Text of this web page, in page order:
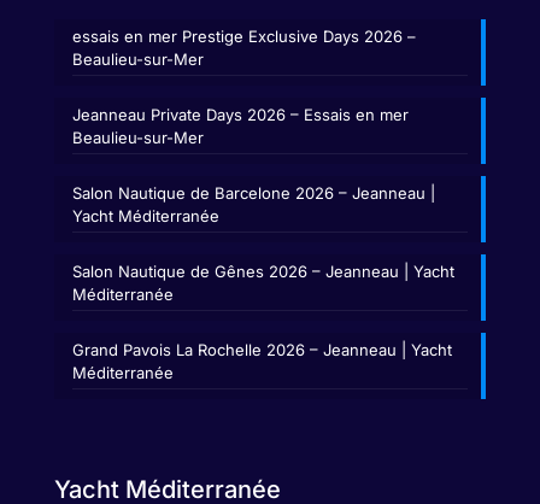
essais en mer Prestige Exclusive Days 2026 –
Beaulieu-sur-Mer
Jeanneau Private Days 2026 – Essais en mer
Beaulieu-sur-Mer
Salon Nautique de Barcelone 2026 – Jeanneau |
Yacht Méditerranée
Salon Nautique de Gênes 2026 – Jeanneau | Yacht
Méditerranée
Grand Pavois La Rochelle 2026 – Jeanneau | Yacht
Méditerranée
Yacht Méditerranée